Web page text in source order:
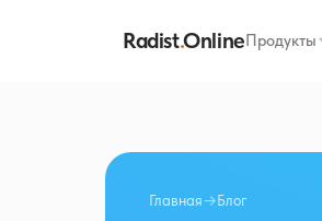
Radist.OnlineПродукты
Главная→Блог